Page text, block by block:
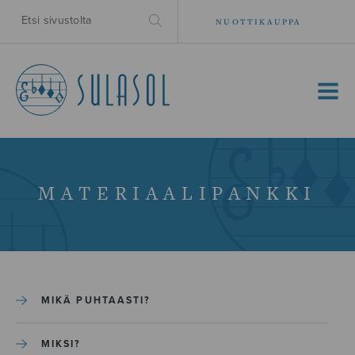
NUOTTIKAUPPA
MENU
MATERIAALIPANKKI
MIKÄ PUHTAASTI?
MIKSI?